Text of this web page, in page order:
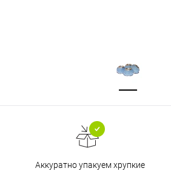
Аккуратно упакуем хрупкие